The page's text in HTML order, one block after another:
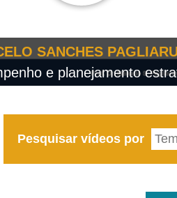
SANCHES
e planejamento
Pesquisar vídeos por